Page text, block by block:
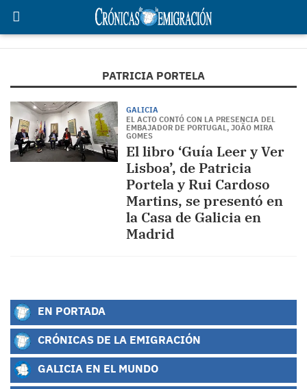
PATRICIA PORTELA
GALICIA
EL ACTO CONTÓ CON LA PRESENCIA DEL
EMBAJADOR DE PORTUGAL, JOÃO MIRA
GOMES
El libro ‘Guía Leer y Ver
Lisboa’, de Patricia
Portela y Rui Cardoso
Martins, se presentó en
la Casa de Galicia en
Madrid
EN PORTADA
CRÓNICAS DE LA EMIGRACIÓN
GALICIA EN EL MUNDO